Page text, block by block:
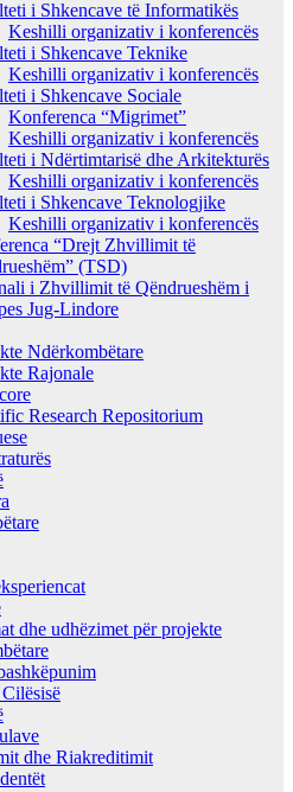
i Shkencave të Informatikës
Keshilli organizativ i konferencës
i Shkencave Teknike
Keshilli organizativ i konferencës
i Shkencave Sociale
Konferenca “Migrimet”
Keshilli organizativ i konferencës
i Ndërtimtarisë dhe Arkitekturës
Keshilli organizativ i konferencës
i Shkencave Teknologjike
Keshilli organizativ i konferencës
“Drejt Zhvillimit të
(TSD)
i Zhvillimit të Qëndrueshëm i
Jug-Lindore
Ndërkombëtare
Rajonale
Research Repositorium
dhe udhëzimet për projekte
dhe Riakreditimit